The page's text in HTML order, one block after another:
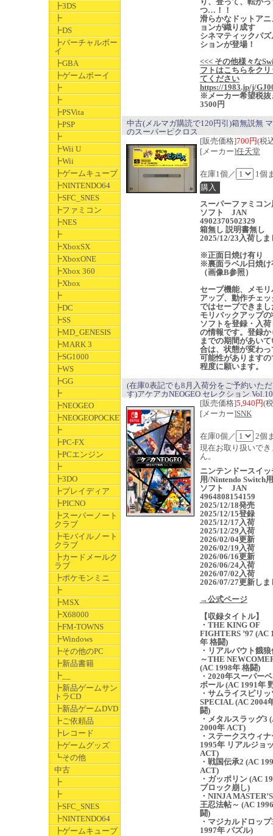
┣3DS
┣
┣DS
┣バーチャルボー
イ
┣GBA
┣ゲームボーイ
┣
┣
┣PSVita
┣PSP
┣
┣Wii U
┣Wii
┣ゲームキューブ
┣NINTENDO64
┣SFC_SNES
┣ファミコン
┣NES
┣
┣XboxSX
┣XboxONE
┣Xbox 360
┣Xbox
┣
┣DC
┣SS
┣MD_GENESIS
┣MARK 3
┣SG1000
┣WS
┣GG
┣
┣NEOGEO
┣NEOGEOPOCKET
┣
┣PC-FX
┣PCエンジン
┣
┣3DO
┣プレイディア
┣PICNO
┣スーパーノート
クラブ
┣モバイルノート
クラブ
┣カードメールク
ラブ
┣ポケモンミニ
┣
┣MSX
┣X68000
┣FM-TOWNS
┣Windows
┣その他のPC
┣新品書籍
┣__
┣新品ゲームサン
トラCD
┣新品ゲームDVD
┣ご依頼品
┣レコード
┣ゲームグッズ
┗その他
中古
┣
┣
┣SFC_SNES
┣NINTENDO64
┣ゲームキューブ
つ…！！
滑らかなドットアニ
ョンが織り成す
シネマティックパ
ションが登場！
<<< その他様々な
フトはこちらをク
てください
https://1983.jp/j/
※メーカー希望税抜
3500円
中古(メルマガ購読で120円引)箱無説無
のスーパーピクロス
[販売価格]700円(税
[メーカー]任天堂
在庫1個／ 1個
スーパーファミコ
ソフト JAN
4902370502329
箱無し 説明書無し
2025/12/23入荷しま
※正面日焼け有り
※裏面ラベル日焼け
（画像B参照）
セーブ機能、メモ
アップ、動作チェ
ではセーブできまし
モリバックアップ
ソフトを登録・入
の情報です。登録か
までの期間があい
合は、状態が変わっ
可能性がありますの
程度に願います。
(在庫0表記でも8月入荷分をご予約いた
す)アケアカNEOGEO セレクション Vol.10
[販売価格]5,940円(
[メーカー]SNK
在庫0個／
2個
現在お取り扱いでき
ん。
ニンテンドースイッ
用/Nintendo Switch
ソフト JAN
4964808154159
2025/12/18発売
2025/12/15登録
2025/12/17入荷
2025/12/29入荷
2026/02/04更新
2026/02/19入荷
2026/06/16更新
2026/06/24入荷
2026/07/02入荷
2026/07/27更新しま
→公式ページ
【収録タイトル】
・THE KING OF
FIGHTERS ’97 (AC
年 格闘)
・リアルバウト餓
～THE
(AC 1998年 格闘)
・2020年スーパー
ボール (AC 1991年
・サムライスピリ
SPECIAL (AC 2004
闘)
・メタルスラッグ3
2000年 ACT)
・ステークスウィ
1995年 リアルジョ
ACT)
・戦国伝承2 (AC
ACT)
・ガッポリン (AC
ブロック崩し)
・NINJA
王忍法帖～ (AC
闘)
・マジカルドロップ
1997年 パズル)